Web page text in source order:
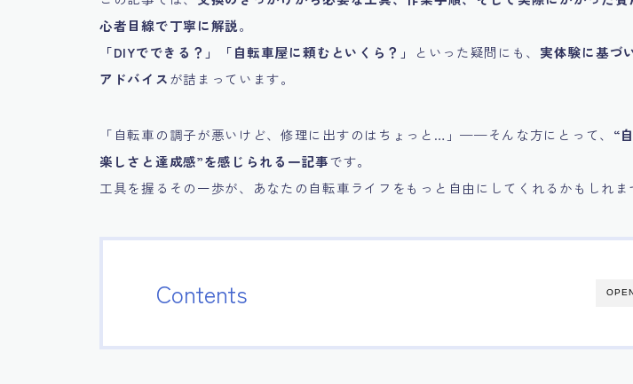
心者目線で丁寧に解説。
「DIYでできる？」「自転車屋に頼むといくら？」
といった疑問にも、 実体験に基づ
アドバイスが詰まっています。
「自転車の調子が悪いけど、修理に出すのはちょっと…」——そんな方にとって、 “
楽しさと達成感”を感じられる一記事です。
工具を握るその一歩が、あなたの自転車ライフをもっと自由にしてくれるかもしれま
Contents